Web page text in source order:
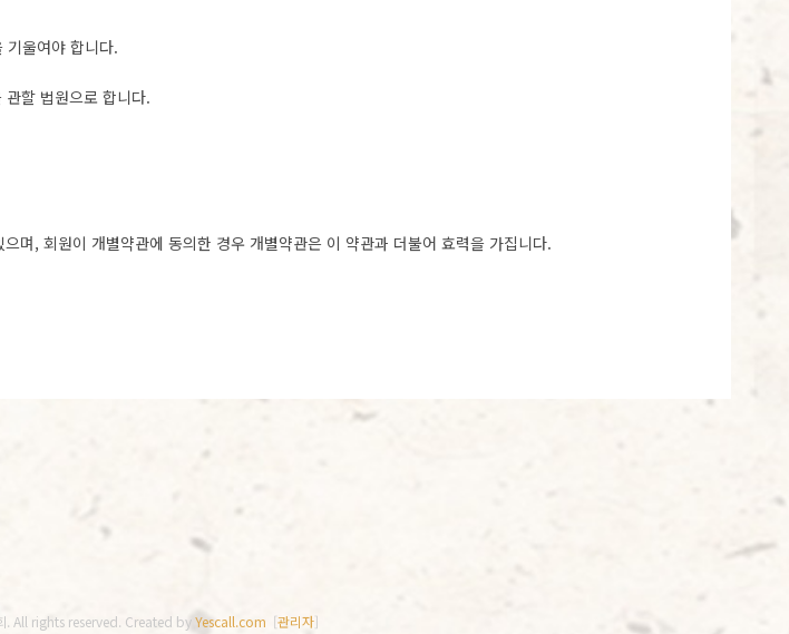
기울여야 합니다.
할 법원으로 합니다.
며, 회원이 개별약관에 동의한 경우 개별약관은 이 약관과 더불어 효력을 가집니다.
All rights reserved. Created byYescall.com [관리자]